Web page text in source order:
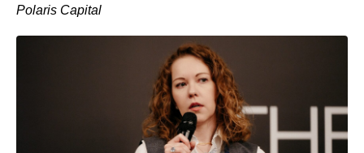
Polaris Capital